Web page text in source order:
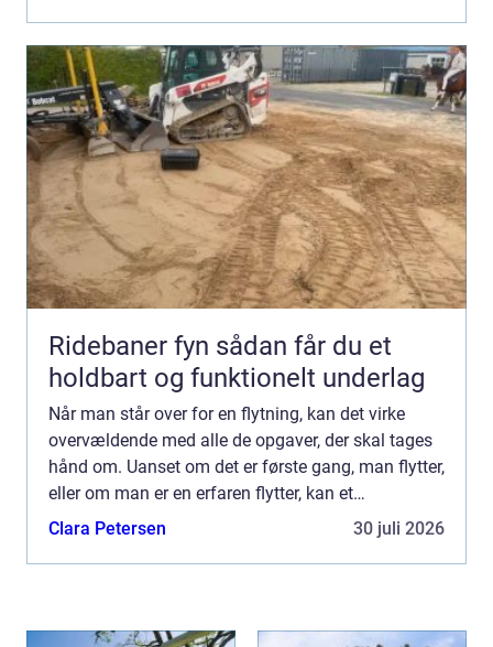
Ridebaner fyn sådan får du et
holdbart og funktionelt underlag
Når man står over for en flytning, kan det virke
overvældende med alle de opgaver, der skal tages
hånd om. Uanset om det er første gang, man flytter,
eller om man er en erfaren flytter, kan et
professionelt flyttefirma ...
Clara Petersen 30 juli 2026